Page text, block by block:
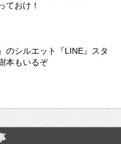
おけ！
のシルエット『LINE』スタ
本もいるぞ